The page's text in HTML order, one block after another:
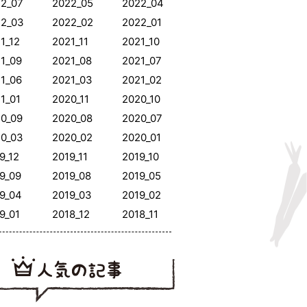
2022_05
2022_04
2022_02
2022_01
2021_11
2021_10
2021_08
2021_07
2021_03
2021_02
2020_11
2020_10
2020_08
2020_07
2020_02
2020_01
2019_11
2019_10
2019_08
2019_05
2019_03
2019_02
2018_12 2018_11